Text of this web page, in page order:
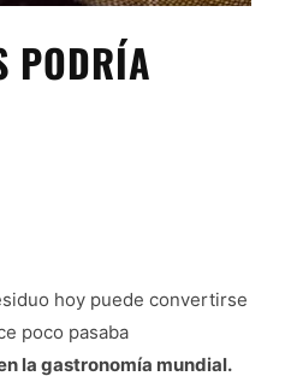
PODRÍA
hoy puede convertirse
poco pasaba
la gastronomía mundial.